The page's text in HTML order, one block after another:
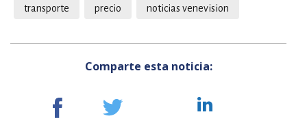
transporte precio noticias venevision
Comparte esta noticia: